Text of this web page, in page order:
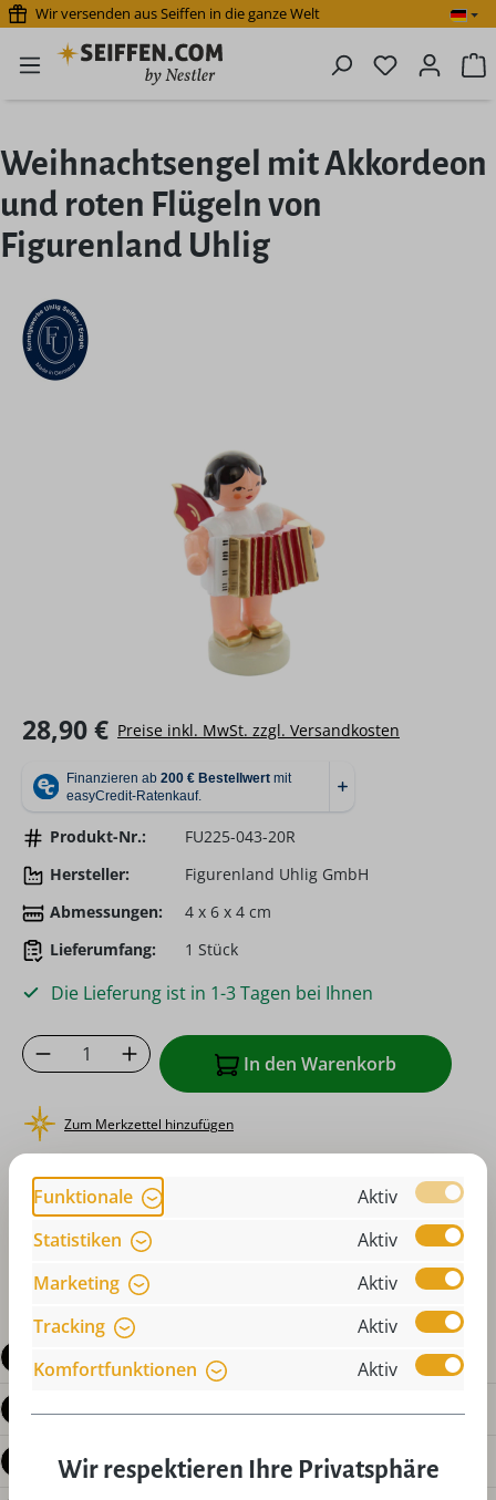
Zum Hauptinhalt springen
Wir versenden aus Seiffen in die ganze Welt
Du hast 0
Weihnachtsengel mit Akkordeon
und roten Flügeln von
Figurenland Uhlig
Bildergalerie überspringen
Regulärer Preis:
28,90 € Preise inkl. MwSt. zzgl. Versandkosten
Produkt-Nr.:
FU225-043-20R
Hersteller:
Figurenland Uhlig GmbH
Abmessungen:
4 x 6 x 4 cm
Lieferumfang:
1 Stück
Die Lieferung ist in 1-3 Tagen bei Ihnen
Produkt Anzahl: Gib den gewünschten
In den Warenkorb
Zum Merkzettel hinzufügen
Beschreibung
Produktdetails
Bewertungen
Funktionale
Aktiv
Statistiken
Aktiv
Marketing
Aktiv
Tracking
Aktiv
Komfortfunktionen
Aktiv
Wir respektieren Ihre Privatsphäre